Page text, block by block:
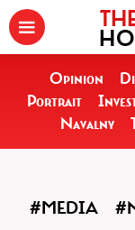
Opinion
Portrait
Navalny
#MEDIA